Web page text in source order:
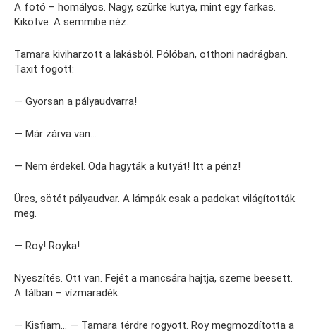
A fotó – homályos. Nagy, szürke kutya, mint egy farkas.
Kikötve. A semmibe néz.
Tamara kiviharzott a lakásból. Pólóban, otthoni nadrágban.
Taxit fogott:
— Gyorsan a pályaudvarra!
— Már zárva van…
— Nem érdekel. Oda hagyták a kutyát! Itt a pénz!
Üres, sötét pályaudvar. A lámpák csak a padokat világították
meg.
— Roy! Royka!
Nyeszítés. Ott van. Fejét a mancsára hajtja, szeme beesett.
A tálban – vízmaradék.
— Kisfiam… — Tamara térdre rogyott. Roy megmozdította a